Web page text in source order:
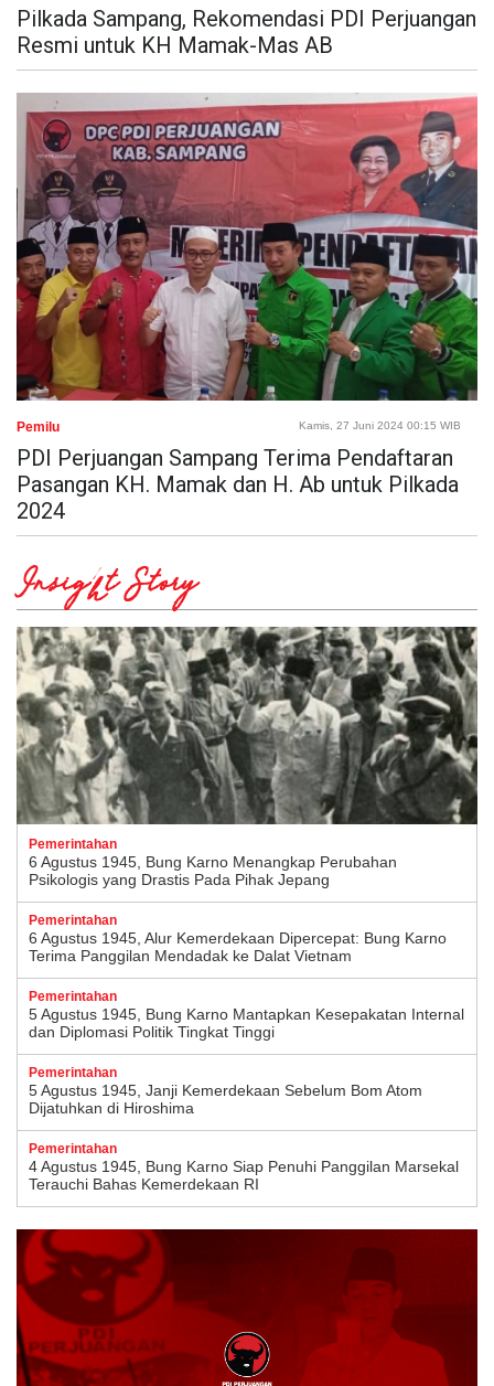
Pilkada Sampang, Rekomendasi PDI Perjuangan
Resmi untuk KH Mamak-Mas AB
Pemilu Kamis, 27 Juni 2024 00:15 WIB
PDI Perjuangan Sampang Terima Pendaftaran
Pasangan KH. Mamak dan H. Ab untuk Pilkada
2024
Insight Story
Pemerintahan
6 Agustus 1945, Bung Karno Menangkap Perubahan
Psikologis yang Drastis Pada Pihak Jepang
Pemerintahan
6 Agustus 1945, Alur Kemerdekaan Dipercepat: Bung Karno
Terima Panggilan Mendadak ke Dalat Vietnam
Pemerintahan
5 Agustus 1945, Bung Karno Mantapkan Kesepakatan Internal
dan Diplomasi Politik Tingkat Tinggi
Pemerintahan
5 Agustus 1945, Janji Kemerdekaan Sebelum Bom Atom
Dijatuhkan di Hiroshima
Pemerintahan
4 Agustus 1945, Bung Karno Siap Penuhi Panggilan Marsekal
Terauchi Bahas Kemerdekaan RI